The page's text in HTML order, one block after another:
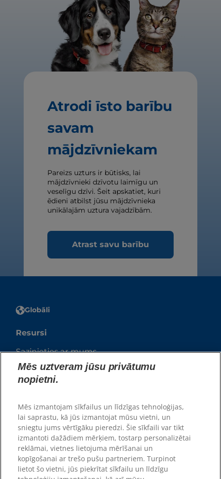
Atrodi īsto barību
savam
mājdzīvniekam
Pareizs uzturs ir būtisks, lai
mājdzīvnieki dzīvotu laimīgu un
veselīgu dzīvi. Šeit apskatiet, kuri
ēdieni atbilst jūsu mājdzīvnieka
unikālajām uztura vajadzībām.
Atrast savu barību
Globāli
Resursi
Sazinieties ar mums
Vietnes karte
Karjera
Patversmes partneri
Mēs uztveram jūsu privātumu
nopietni.
Mēs izmantojam sīkfailus un līdzīgas tehnoloģijas,
lai saprastu, kā jūs izmantojat mūsu vietni, un
sniegtu jums vērtīgāku pieredzi. Šie sīkfaili var tikt
izmantoti dažādiem mērķiem, tostarp personalizētai
reklāmai, vietnes lietojuma mērīšanai un
kopīgošanai ar trešo pušu partneriem. Turpinot
lietot šo vietni, jūs piekrītat sīkfailu un līdzīgu